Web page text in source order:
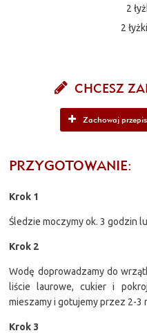
2
2 łyżki
CHCESZ
Zachowaj przepis
PRZYGOTOWANIE:
Krok 1
Śledzie moczymy ok. 3 godzin
Krok 2
Wodę doprowadzamy do
liście laurowe, cukier i
mieszamy i gotujemy przez 2-3
Krok 3